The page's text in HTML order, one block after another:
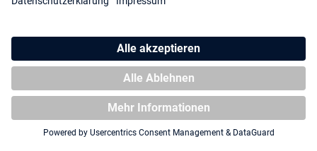
Shipping
About us Blog Partners
ggf. Nachnahmegebühren, wenn nicht anders angegeben.